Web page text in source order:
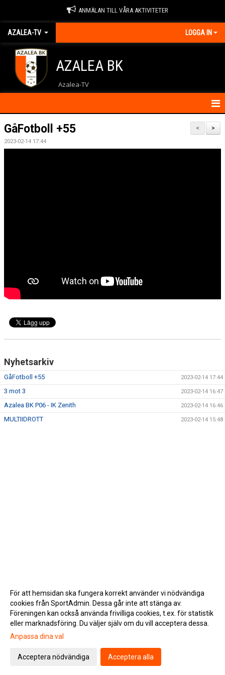
ANMÄLAN TILL VÅRA AKTIVITETER
AZALEA-TV LOGGA IN
AZALEA BK
Azalea-TV
HEM
NYHETER
>
<
GåFotboll +55
2023-02-14 17:44
Nyhetsarkiv
GåFotboll +55 2023-02-14 17:44
3 mot 3 2023-02-14 16:47
Azalea BK P06 - IK Zenith 2023-02-14 16:46
MULTIIDROTT 2023-02-14 15:48
Gå till Webbversion
För att hemsidan ska fungera korrekt använder vi nödvändiga
cookies från SportAdmin. Dessa går inte att stänga av.
Föreningen kan också använda frivilliga cookies, t.ex. för statistik
eller marknadsföring. Du väljer själv om du vill acceptera dessa.
Anpassa dina val
Acceptera nödvändiga Acceptera alla